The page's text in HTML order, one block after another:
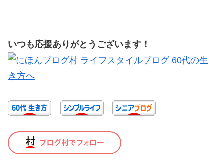
いつも応援ありがとうございます！